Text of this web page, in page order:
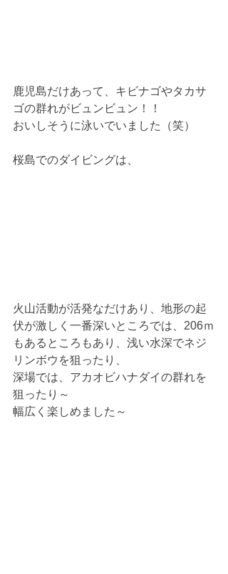
鹿児島だけあって、キビナゴやタカサ
ゴの群れがビュンビュン！！
おいしそうに泳いでいました（笑）
桜島でのダイビングは、
火山活動が活発なだけあり、地形の起
伏が激しく一番深いところでは、206ｍ
もあるところもあり、浅い水深でネジ
リンボウを狙ったり、
深場では、アカオビハナダイの群れを
狙ったり～
幅広く楽しめました～